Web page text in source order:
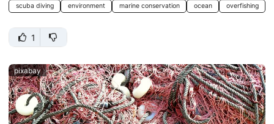
scuba diving environment marine conservation ocean overfishing
1
pixabay